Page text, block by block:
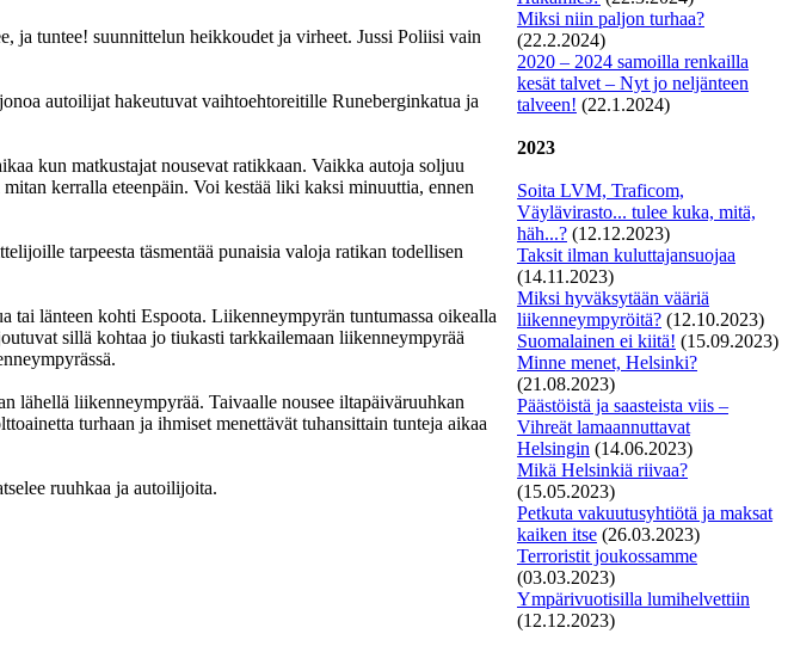
ja tuntee! suunnittelun heikkoudet ja virheet. Jussi Poliisi vain
autoilijat hakeutuvat vaihtoehtoreitille Runeberginkatua ja
kun matkustajat nousevat ratikkaan. Vaikka autoja soljuu
kerralla eteenpäin. Voi kestää liki kaksi minuuttia, ennen
tarpeesta täsmentää punaisia valoja ratikan todellisen
tai länteen kohti Espoota. Liikenneympyrän tuntumassa oikealla
sillä kohtaa jo tiukasti tarkkailemaan liikenneympyrää
lähellä liikenneympyrää. Taivaalle nousee iltapäiväruuhkan
turhaan ja ihmiset menettävät tuhansittain tunteja aikaa
ruuhkaa ja autoilijoita.
Miksi niin paljon turhaa?
(22.2.2024)
2020 – 2024 samoilla renkailla
kesät talvet – Nyt jo neljänteen
talveen! (22.1.2024)
2023
Soita LVM, Traficom,
Väylävirasto... tulee kuka, mitä,
häh...? (12.12.2023)
Taksit ilman kuluttajansuojaa
(14.11.2023)
Miksi hyväksytään vääriä
liikenneympyröitä? (12.10.2023)
Suomalainen ei kiitä! (15.09.2023)
Minne menet, Helsinki?
(21.08.2023)
Päästöistä ja saasteista viis –
Vihreät lamaannuttavat
Helsingin (14.06.2023)
Mikä Helsinkiä riivaa?
(15.05.2023)
Petkuta vakuutusyhtiötä ja maksat
kaiken itse (26.03.2023)
Terroristit joukossamme
(03.03.2023)
Ympärivuotisilla lumihelvettiin
(12.12.2023)